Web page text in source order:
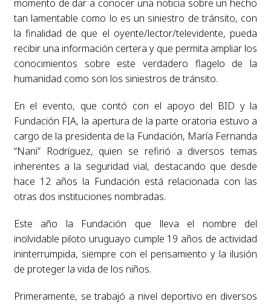
momento de dar a conocer una noticia sobre un hecho
tan lamentable como lo es un siniestro de tránsito, con
la finalidad de que el oyente/lector/televidente, pueda
recibir una información certera y que permita ampliar los
conocimientos sobre este verdadero flagelo de la
humanidad como son los siniestros de tránsito.
En el evento, que contó con el apoyo del BID y la
Fundación FIA, la apertura de la parte oratoria estuvo a
cargo de la presidenta de la Fundación, María Fernanda
“Nani” Rodríguez, quien se refirió a diversos temas
inherentes a la seguridad vial, destacando que desde
hace 12 años la Fundación está relacionada con las
otras dos instituciones nombradas.
Este año la Fundación que lleva el nombre del
inolvidable piloto uruguayo cumple 19 años de actividad
ininterrumpida, siempre con el pensamiento y la ilusión
de proteger la vida de los niños.
Primeramente, se trabajó a nivel deportivo en diversos